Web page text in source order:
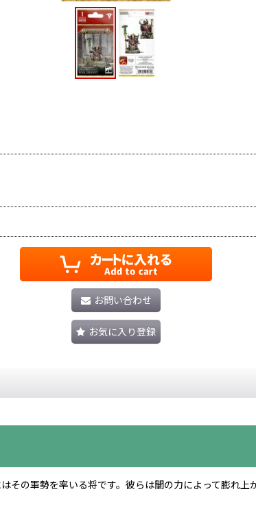
お問い合わせ
お気に入り登録
その軍勢を率いる将です。彼らは闇の力によって膨れ